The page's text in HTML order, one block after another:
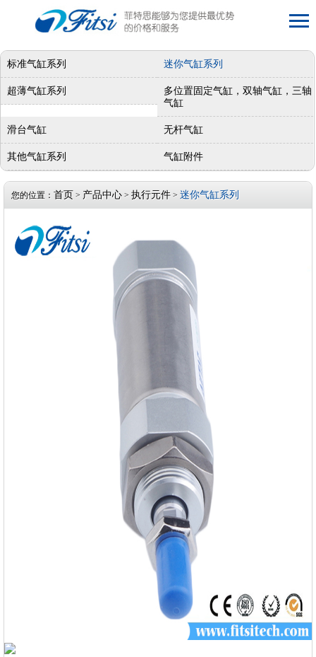
标准气缸系列 迷你气缸系列
超薄气缸系列
多位置固定气缸，双轴气缸，三轴
气缸
滑台气缸 无杆气缸
其他气缸系列 气缸附件
您的位置： 首页 > 产品中心 > 执行元件 > 迷你气缸系列